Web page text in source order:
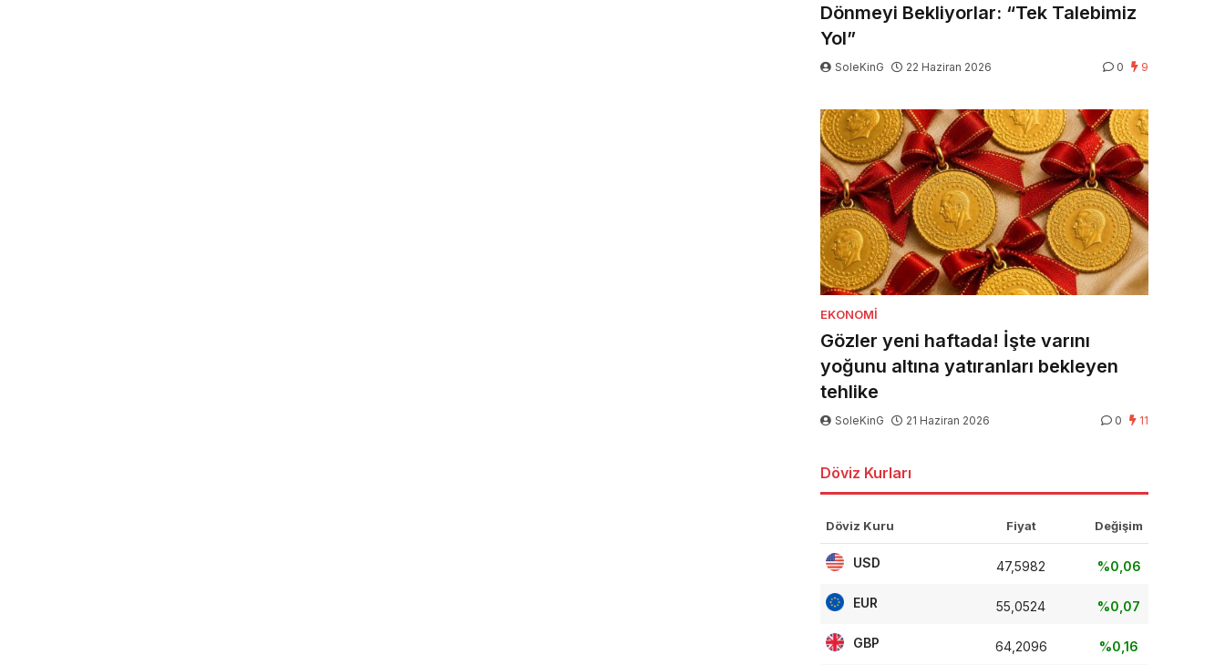
Dönmeyi Bekliyorlar: “Tek Talebimiz
Yol”
SoleKinG 22 Haziran 2026 0 9
EKONOMI
Gözler yeni haftada! İşte varını
yoğunu altına yatıranları bekleyen
tehlike
SoleKinG 21 Haziran 2026 0 11
Döviz Kurları
Döviz Kuru Fiyat Değişim
USD 47,5982 %0,06
EUR 55,0524 %0,07
GBP 64,2096 %0,16